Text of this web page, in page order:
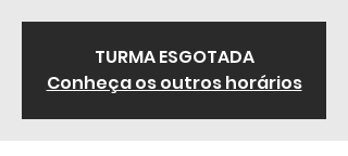
TURMA ESGOTADA
Conheça os outros horários